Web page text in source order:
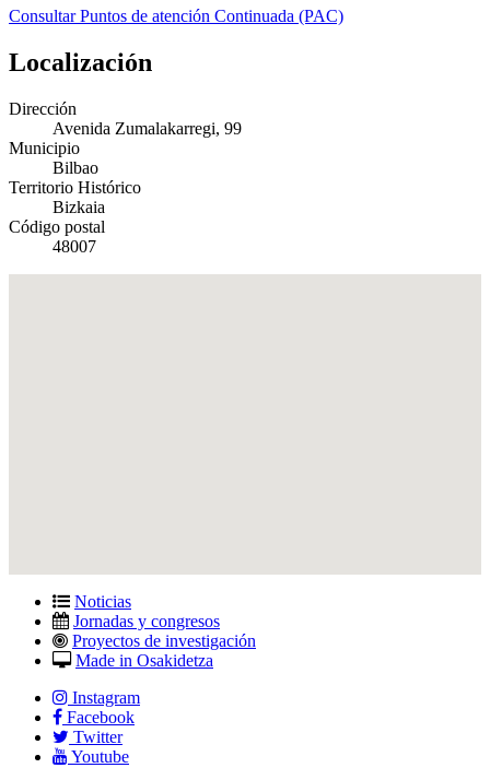
Consultar Puntos de atención Continuada (PAC)
Localización
Dirección
Avenida Zumalakarregi, 99
Municipio
Bilbao
Territorio Histórico
Bizkaia
Código postal
48007
Noticias
Jornadas y congresos
Proyectos de investigación
Made in Osakidetza
Instagram
Facebook
Twitter
Youtube